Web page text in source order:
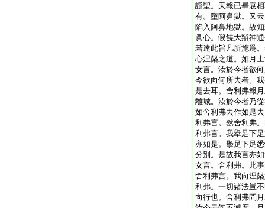
證聖。天報已畢衰
有。墮阿鼻獄。又
陷入阿鼻地獄。故
眞心。假饒大辯神
若達此旨凡所施爲
心涅槃之道。如月
女言。汝於今者欲
今欲向何所去者。
是去耳。舍利弗報
離城。汝於今者乃
如舍利弗去作如是
利弗言。然舍利弗
利弗言。我擧足下
亦如是。擧足下足
分別。是故我言亦
女言。舍利弗。此
舍利弗言。我向涅
利弗。一切諸法豈
向行也。舍利弗問